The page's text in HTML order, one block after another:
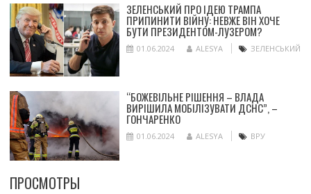
ЗЕЛЕНСЬКИЙ ПРО ІДЕЮ ТРАМПА
ПРИПИНИТИ ВІЙНУ: НЕВЖЕ ВІН ХОЧЕ
БУТИ ПРЕЗИДЕНТОМ-ЛУЗЕРОМ?
01.06.2024 ALESYA ЗЕЛЕНСЬКИЙ
“БОЖЕВІЛЬНЕ РІШЕННЯ – ВЛАДА
ВИРІШИЛА МОБІЛІЗУВАТИ ДСНС”, –
ГОНЧАРЕНКО
01.06.2024 ALESYA ВРУ
ПРОСМОТРЫ